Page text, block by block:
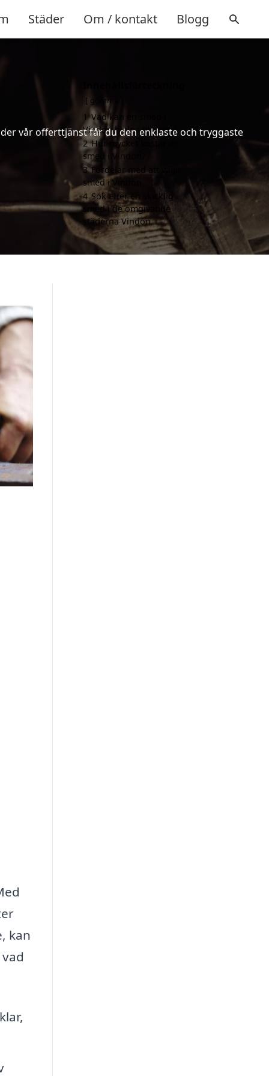
Städer Om / kontakt Blogg
vår offerttjänst får du den enklaste och tryggaste
kan
gömma
1 Vad kan en smed i
Vindön hjälpa till med?
2 Hur mycket kostar en
smed i Vindön?
3 Fördelar med att välja
smed i Vindön
4 Sök efter en skicklig
smed i de omgivande
städerna Vindön